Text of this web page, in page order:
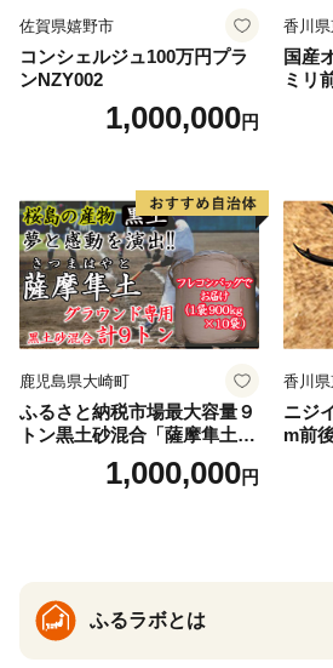
佐賀県嬉野市
コンシェルジュ100万円プラ
ンNZY002
1,000,000円
香川
国産
ミリ
鹿児島県大崎町
ふるさと納税市場最大容量９
トン黒土砂混合「薩摩隼土」
（夢と感動の演出のグラウン
1,000,000円
香川
ニジ
m前
ふるラボとは